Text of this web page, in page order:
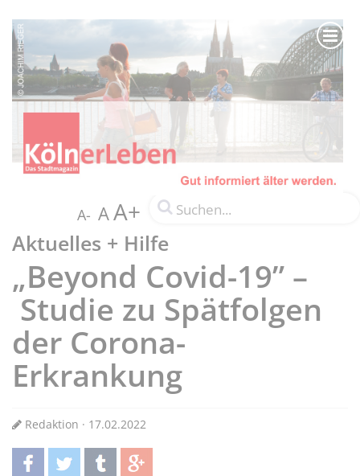
A- AA+
Aktuelles + Hilfe
„Beyond Covid-19” –
Studie zu Spätfolgen
der Corona-
Erkrankung
Redaktion · 17.02.2022